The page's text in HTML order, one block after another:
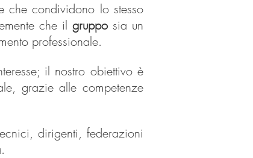
condividono lo stesso
che il gruppo sia un
professionale.
il nostro obiettivo è
grazie alle competenze
dirigenti, federazioni